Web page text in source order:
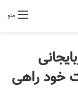
منو
خود راهی